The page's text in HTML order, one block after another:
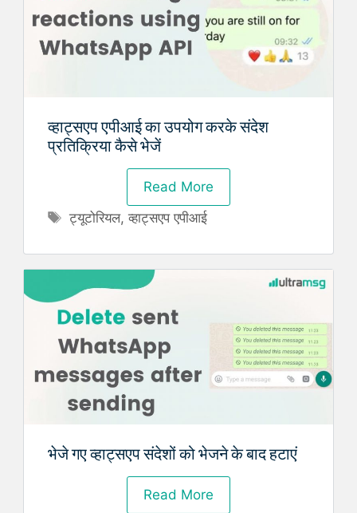
व्हाट्सएप एपीआई का उपयोग करके संदेश
प्रतिक्रिया कैसे भेजें
Read More
Tags
ट्यूटोरियल,व्हाट्सएप एपीआई
भेजे गए व्हाट्सएप संदेशों को भेजने के बाद हटाएं
Read More